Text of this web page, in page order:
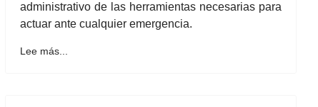
administrativo de las herramientas necesarias para
actuar ante cualquier emergencia.
Lee más...